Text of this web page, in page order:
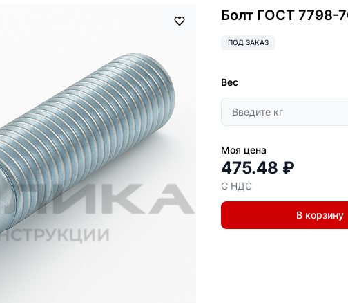
Болт ГОСТ 7798-
ПОД ЗАКАЗ
Вес
Моя цена
475.48 ₽
С НДС
В корзину